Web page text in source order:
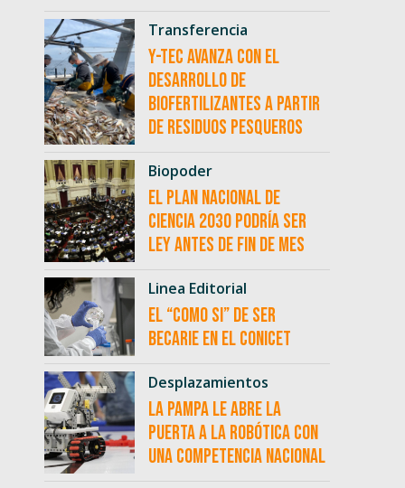
Transferencia
Y-TEC avanza con el
desarrollo de
biofertilizantes a partir
de residuos pesqueros
Biopoder
El Plan Nacional de
Ciencia 2030 podría ser
ley antes de fin de mes
Linea Editorial
El “como si” de ser
becarie en el CONICET
Desplazamientos
La Pampa le abre la
puerta a la robótica con
una competencia nacional